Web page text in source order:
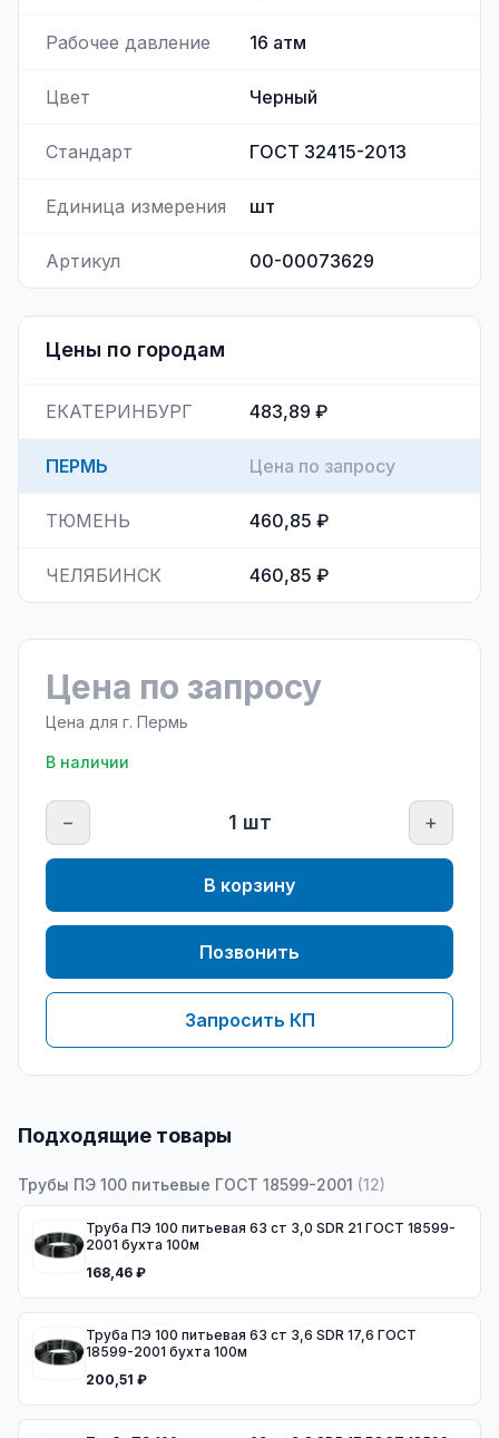
Рабочее давление 16 атм
Цвет Черный
Стандарт ГОСТ 32415-2013
Единица измерения шт
Артикул 00-00073629
Цены по городам
ЕКАТЕРИНБУРГ 483,89 ₽
ПЕРМЬ Цена по запросу
ТЮМЕНЬ 460,85 ₽
ЧЕЛЯБИНСК 460,85 ₽
Цена по запросу
Цена для г. Пермь
В наличии
− 1 шт +
В корзину
Позвонить
Запросить КП
Подходящие товары
Трубы ПЭ 100 питьевые ГОСТ 18599-2001 (12)
Труба ПЭ 100 питьевая 63 ст 3,0 SDR 21 ГОСТ 18599-
2001 бухта 100м
168,46 ₽
Труба ПЭ 100 питьевая 63 ст 3,6 SDR 17,6 ГОСТ
18599-2001 бухта 100м
200,51 ₽